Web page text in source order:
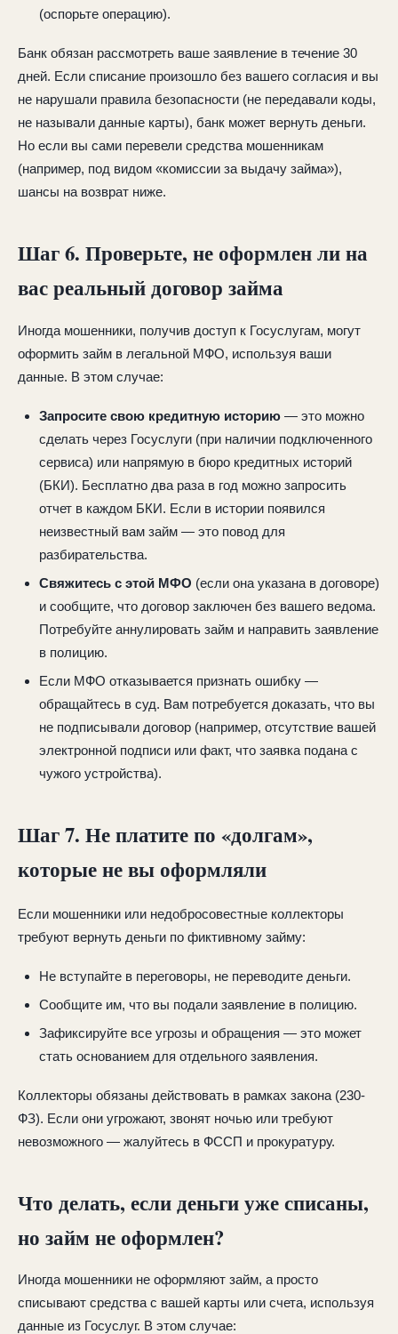
(оспорьте операцию).
Банк обязан рассмотреть ваше заявление в течение 30
дней. Если списание произошло без вашего согласия и вы
не нарушали правила безопасности (не передавали коды,
не называли данные карты), банк может вернуть деньги.
Но если вы сами перевели средства мошенникам
(например, под видом «комиссии за выдачу займа»),
шансы на возврат ниже.
Шаг 6. Проверьте, не оформлен ли на
вас реальный договор займа
Иногда мошенники, получив доступ к Госуслугам, могут
оформить займ в легальной МФО, используя ваши
данные. В этом случае:
Запросите свою кредитную историю — это можно
сделать через Госуслуги (при наличии подключенного
сервиса) или напрямую в бюро кредитных историй
(БКИ). Бесплатно два раза в год можно запросить
отчет в каждом БКИ. Если в истории появился
неизвестный вам займ — это повод для
разбирательства.
Свяжитесь с этой МФО (если она указана в договоре)
и сообщите, что договор заключен без вашего ведома.
Потребуйте аннулировать займ и направить заявление
в полицию.
Если МФО отказывается признать ошибку —
обращайтесь в суд. Вам потребуется доказать, что вы
не подписывали договор (например, отсутствие вашей
электронной подписи или факт, что заявка подана с
чужого устройства).
Шаг 7. Не платите по «долгам»,
которые не вы оформляли
Если мошенники или недобросовестные коллекторы
требуют вернуть деньги по фиктивному займу:
Не вступайте в переговоры, не переводите деньги.
Сообщите им, что вы подали заявление в полицию.
Зафиксируйте все угрозы и обращения — это может
стать основанием для отдельного заявления.
Коллекторы обязаны действовать в рамках закона (230-
ФЗ). Если они угрожают, звонят ночью или требуют
невозможного — жалуйтесь в ФССП и прокуратуру.
Что делать, если деньги уже списаны,
но займ не оформлен?
Иногда мошенники не оформляют займ, а просто
списывают средства с вашей карты или счета, используя
данные из Госуслуг. В этом случае: